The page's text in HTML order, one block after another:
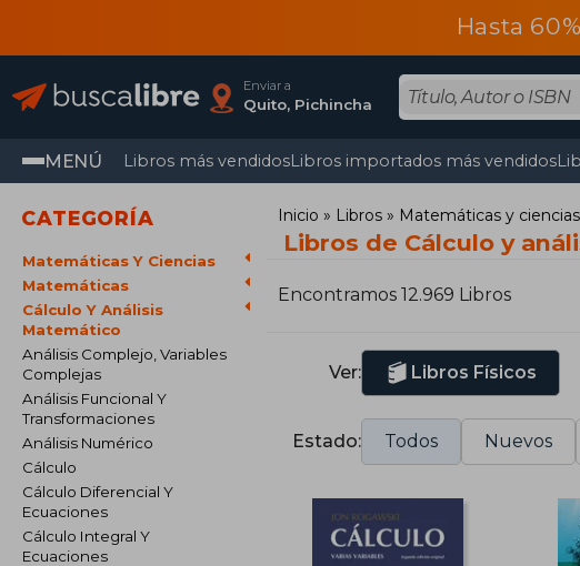
Hasta
Enviar a
Quito, Pichincha
MENÚ Libros más vendidosLibros importados más vendidos
CATEGORÍA
Matemáticas Y Ciencias
Matemáticas
Cálculo Y Análisis
Matemático
Análisis Complejo, Variables
Complejas
Análisis Funcional Y
Transformaciones
Análisis Numérico
Cálculo
Cálculo Diferencial Y
Ecuaciones
Cálculo Integral Y
Ecuaciones
Inicio Libros Matemáticas y ciencias
Libros de Cálculo y
Encontramos 12.969 Libros
Ver: Libros Físicos
Estado: Todos Nuevos